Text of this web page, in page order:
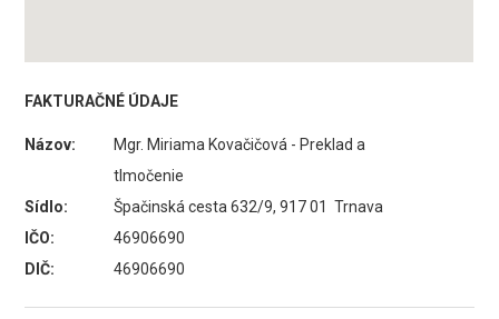
FAKTURAČNÉ ÚDAJE
Názov:
Mgr. Miriama Kovačičová - Preklad a
tlmočenie
Sídlo:
Špačinská cesta 632/9, 917 01 Trnava
IČO:
46906690
DIČ:
46906690